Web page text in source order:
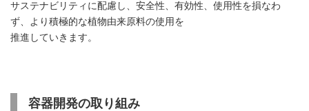
サステナビリティに配慮し、安全性、有効性、使用性を損なわ
ず、より積極的な植物由来原料の使用を
推進していきます。
容器開発の取り組み